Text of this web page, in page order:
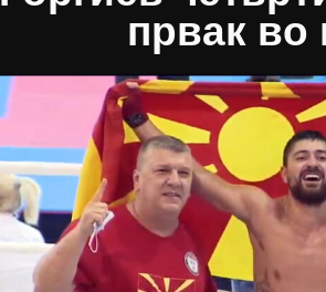
првак во